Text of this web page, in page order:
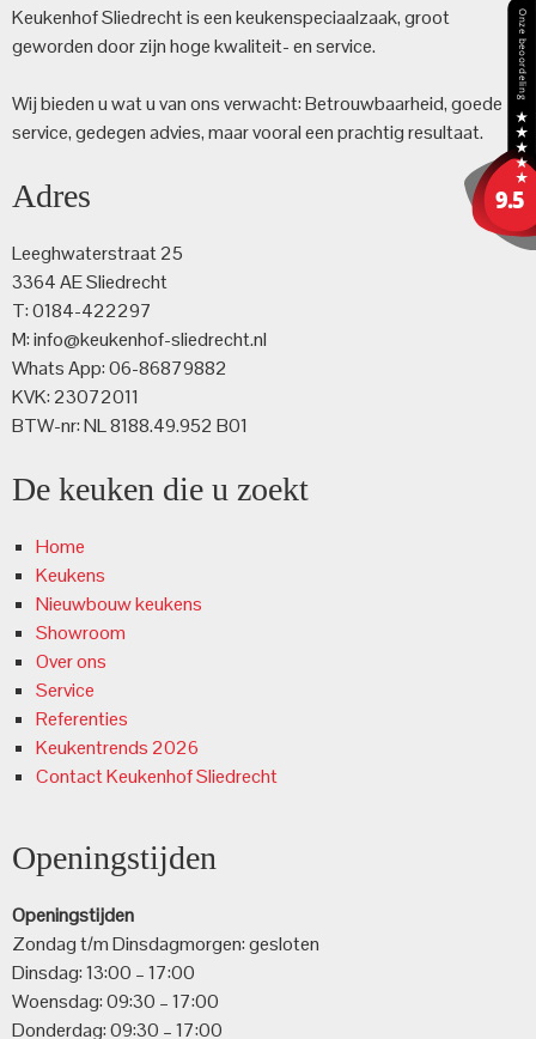
Keukenhof Sliedrecht is een keuken­speciaalzaak, groot
geworden door zijn hoge kwaliteit- en service.
Wij bieden u wat u van ons verwacht: Betrouwbaarheid, goede
service, gedegen advies, maar vooral een prachtig resultaat.
Adres
Leeghwaterstraat 25
3364 AE Sliedrecht
T: 0184-422297
M: info@keukenhof-sliedrecht.nl
Whats App: 06-86879882
KVK: 23072011
BTW-nr: NL 8188.49.952 B01
De keuken die u zoekt
Home
Keukens
Nieuwbouw keukens
Showroom
Over ons
Service
Referenties
Keukentrends 2026
Contact Keukenhof Sliedrecht
Openingstijden
Openingstijden
Zondag t/m Dinsdagmorgen: gesloten
Dinsdag: 13:00 – 17:00
Woensdag: 09:30 – 17:00
Donderdag: 09:30 – 17:00